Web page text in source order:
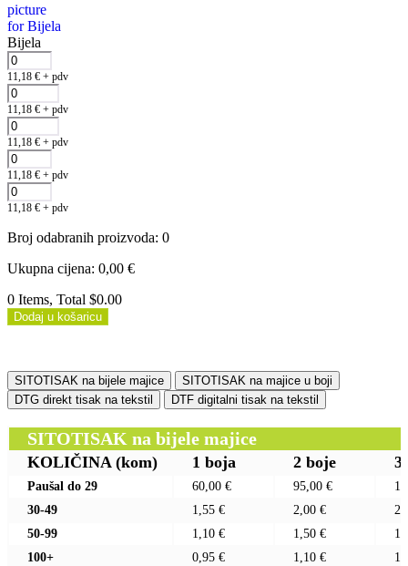
Bijela
11,18 € + pdv
11,18 € + pdv
11,18 € + pdv
11,18 € + pdv
11,18 € + pdv
Broj odabranih proizvoda: 0
Ukupna cijena: 0,00 €
0 Items, Total $0.00
Dodaj u košaricu
SITOTISAK na bijele majice
SITOTISAK na majice u boji
DTG direkt tisak na tekstil
DTF digitalni tisak na tekstil
SITOTISAK na bijele majice
KOLIČINA (kom) 1 boja 2 boje 3
Paušal do 29 60,00 € 95,00 €
30-49
1,55 € 2,00 €
50-99
1,10 € 1,50 €
100+
0,95 € 1,10 €